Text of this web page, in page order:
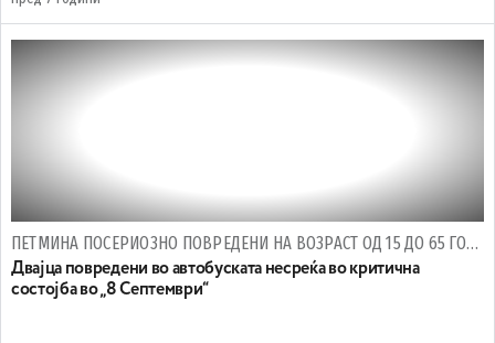
ПЕТМИНА ПОСЕРИОЗНО ПОВРЕДЕНИ НА ВОЗРАСТ ОД 15 ДО 65 ГОДИНИ
Двајца повредени во автобуската несреќа во критична
состојба во „8 Септември“